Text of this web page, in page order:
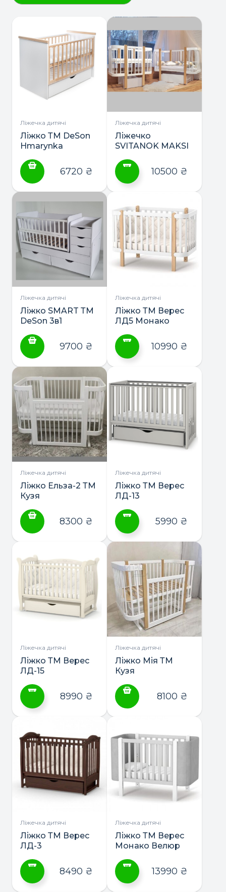
Ліжечка дитячі
Ліжко ТМ DeSon
Hmarynka
шухлядою6720 ₴
Ліжечка дитячі
Ліжечко
SVITANOK MAKSI
матрас
має
кілька
варіантів.
Параметри
можна
сторінці
товару
10500 ₴
Ліжечка дитячі
Ліжко SMART ТМ
DeSon 3в1
9700 ₴
Ліжечка дитячі
Ліжко ТМ Верес
ЛД5 Монако
має
варіантів.
Параметри
можна
вибрати
сторінці
товару
10990 ₴
Ліжечка дитячі
Ліжко Ельза-2 ТМ
Кузя
8300 ₴
Ліжечка дитячі
Ліжко ТМ Верес
ЛД-13
має
кілька
варіантів.
Параметри
можна
вибрати
на
сторінці
товару
5990 ₴
Ліжечка дитячі
Ліжко ТМ Верес
ЛД-15
має
кілька
варіантів.
Параметри
можна
вибрати
сторінці
товару
8990 ₴
Ліжечка дитячі
Ліжко Мія ТМ
Кузя
8100 ₴
Ліжечка дитячі
Ліжко ТМ Верес
ЛД-3
8490 ₴
Ліжечка дитячі
Ліжко ТМ Верес
Монако Велюр
13990 ₴